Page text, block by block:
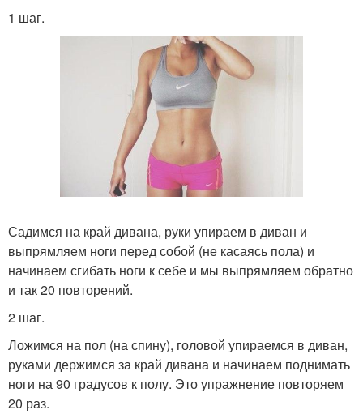
1 шаг.
Садимся на край дивана, руки упираем в диван и
выпрямляем ноги перед собой (не касаясь пола) и
начинаем сгибать ноги к себе и мы выпрямляем обратно
и так 20 повторений.
2 шаг.
Ложимся на пол (на спину), головой упираемся в диван,
руками держимся за край дивана и начинаем поднимать
ноги на 90 градусов к полу. Это упражнение повторяем
20 раз.